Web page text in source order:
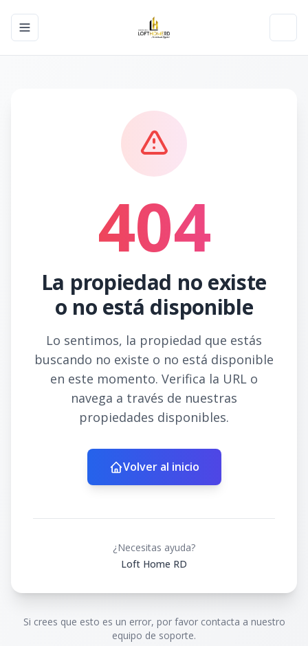
Toggle navigation menu
404
La propiedad no existe
o no está disponible
Lo sentimos, la propiedad que estás
buscando no existe o no está disponible
en este momento. Verifica la URL o
navega a través de nuestras
propiedades disponibles.
Volver al inicio
¿Necesitas ayuda?
Loft Home RD
Si crees que esto es un error, por favor contacta a nuestro
equipo de soporte.